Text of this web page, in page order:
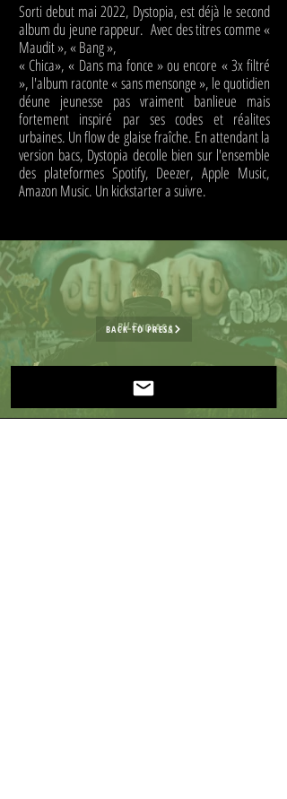
Sorti debut mai 2022, Dystopia, est déjà le second
album du jeune rappeur. Avec des titres comme «
Maudit », « Bang »,
« Chica», « Dans ma fonce » ou encore « 3x filtré
», l'album raconte « sans mensonge », le quotidien
déune jeunesse pas vraiment banlieue mais
fortement inspiré par ses codes et réalites
urbaines. Un flow de glaise fraîche. En attendant la
version bacs, Dystopia decolle bien sur l'ensemble
des plateformes Spotify, Deezer, Apple Music,
Amazon Music. Un kickstarter a suivre.
BACK TO PRESS